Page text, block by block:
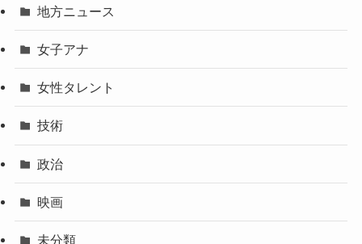
地方ニュース
女子アナ
女性タレント
技術
政治
映画
未分類